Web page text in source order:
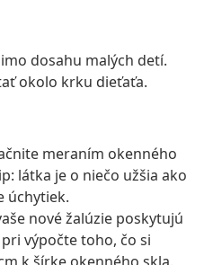
dosahu malých detí.
okolo krku dieťaťa.
meraním okenného
látka je o niečo užšia ako
úchytiek.
nové žalúzie poskytujú
výpočte toho, čo si